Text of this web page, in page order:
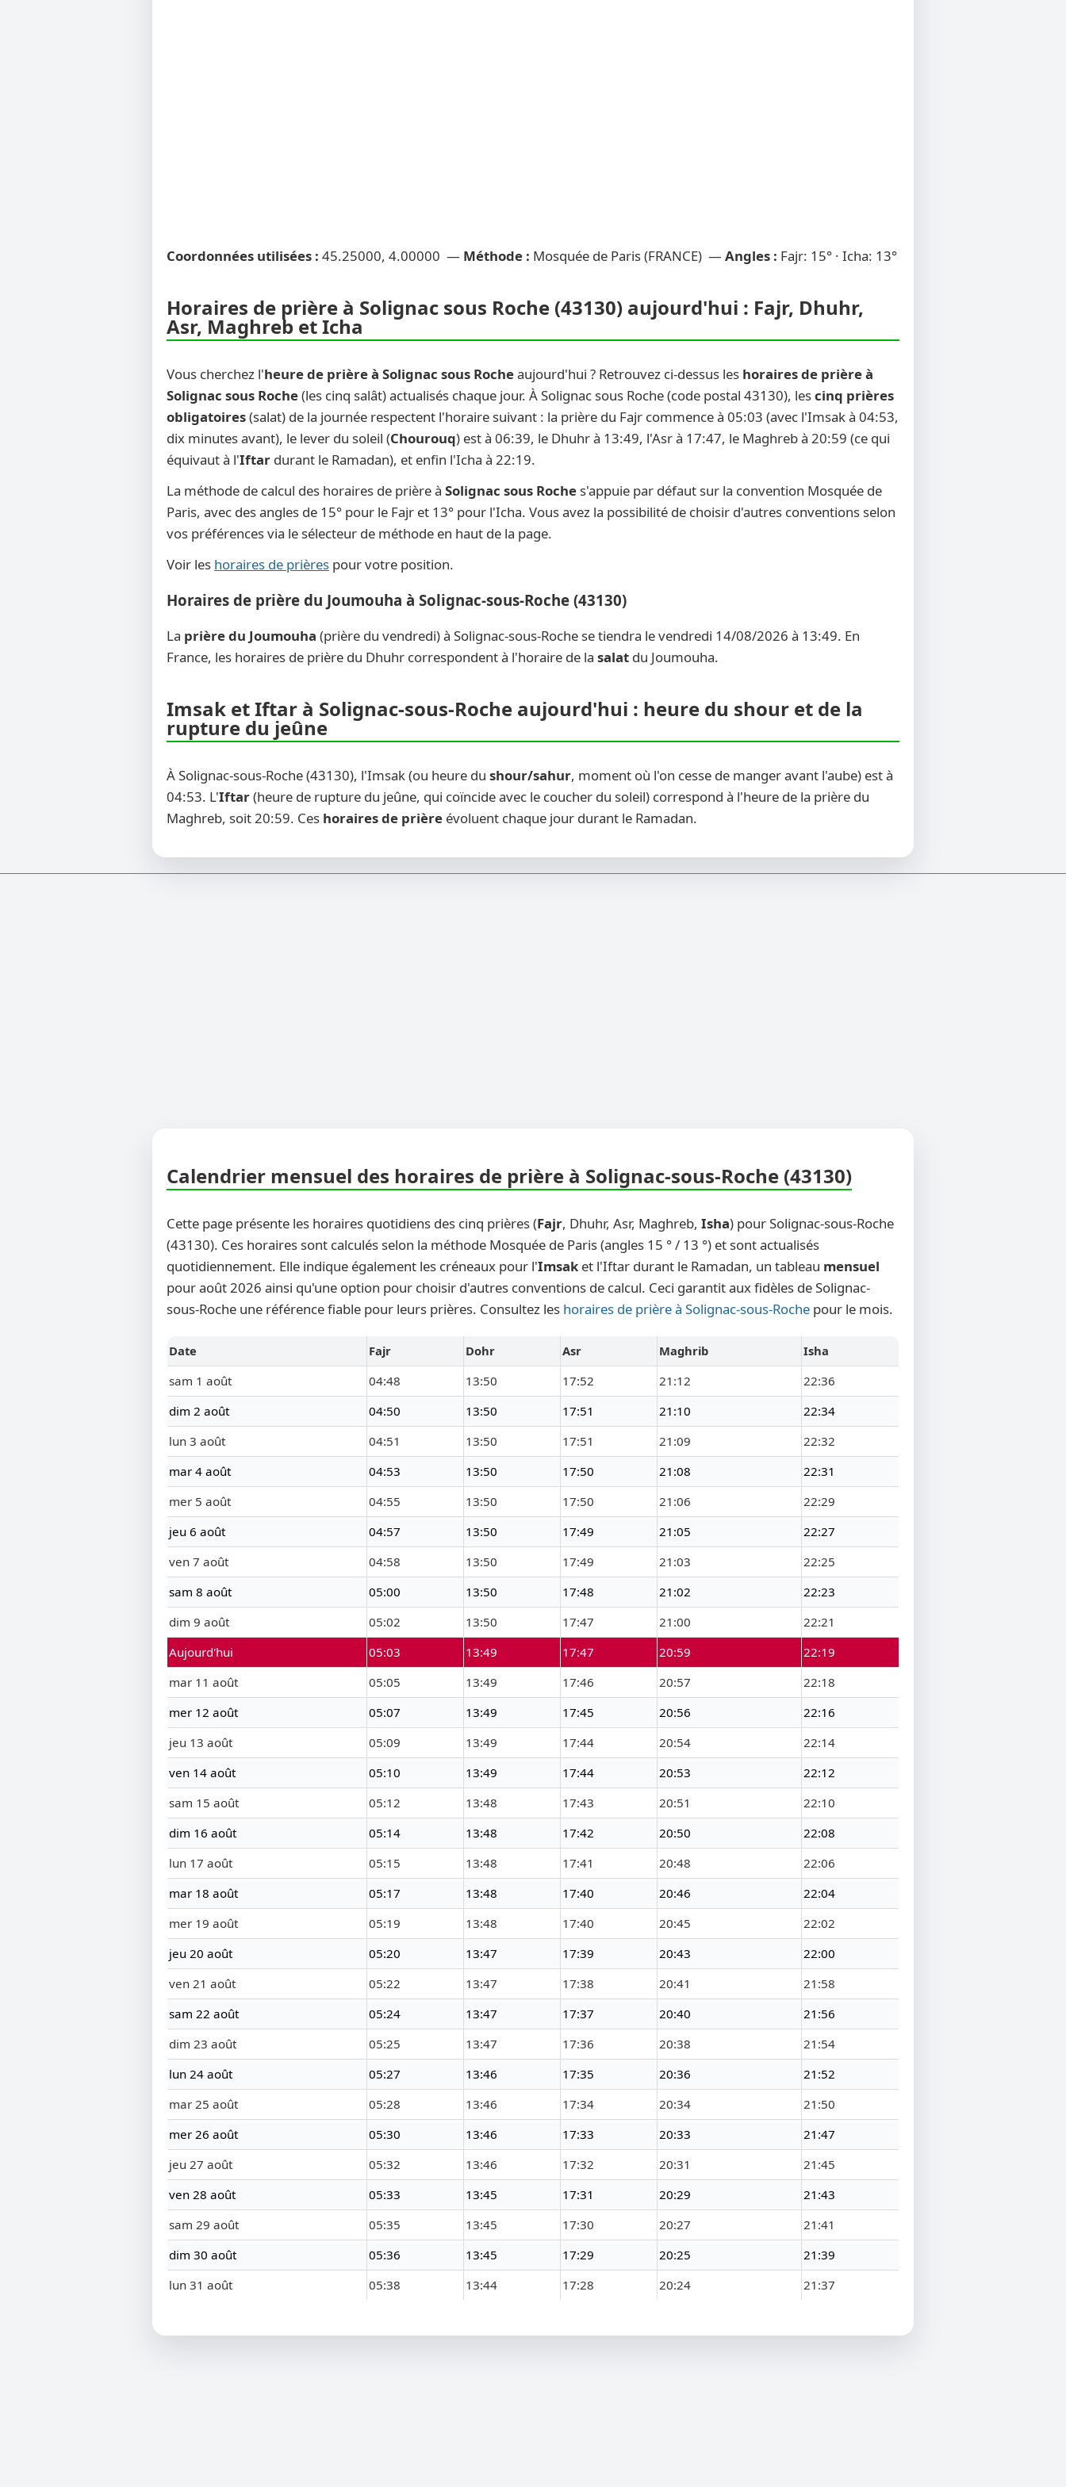
Coordonnées utilisées : 45.25000, 4.00000 — Méthode : Mosquée de Paris (FRANCE) — Angles : Fajr: 15° · Icha: 13°
Horaires de prière à Solignac sous Roche (43130) aujourd'hui : Fajr, Dhuhr,
Asr, Maghreb et Icha
Vous cherchez l'heure de prière à Solignac sous Rocheaujourd'hui ? Retrouvez ci-dessus les horaires de prière à
Solignac sous Roche(les cinq salât) actualisés chaque jour. À Solignac sous Roche (code postal 43130), lescinq prières
obligatoires(salat) de la journée respectent l'horaire suivant : la prière du Fajr commence à 05:03 (avec l'Imsak à 04:53,
dix minutes avant), le lever du soleil (Chourouq) est à 06:39, le Dhuhr à 13:49, l'Asr à 17:47, le Maghreb à 20:59 (ce qui
équivaut à l'Iftar durant le Ramadan), et enfin l'Icha à 22:19.
La méthode de calcul des horaires de prière à Solignac sous Roche s'appuie par défaut sur la convention Mosquée de
Paris, avec des angles de 15° pour le Fajr et 13° pour l'Icha. Vous avez la possibilité de choisir d'autres conventions selon
vos préférences via le sélecteur de méthode en haut de la page.
Voir les horaires de prières pour votre position.
Horaires de prière du Joumouha à Solignac-sous-Roche (43130)
La prière du Joumouha (prière du vendredi) à Solignac-sous-Roche se tiendra le vendredi 14/08/2026 à 13:49. En
France, les horaires de prière du Dhuhr correspondent à l'horaire de la salat du Joumouha.
Imsak et Iftar à Solignac-sous-Roche aujourd'hui : heure du shour et de la
rupture du jeûne
À Solignac-sous-Roche (43130), l'Imsak (ou heure du shour/sahur, moment où l'on cesse de manger avant l'aube) est à
04:53. L'Iftar(heure de rupture du jeûne, qui coïncide avec le coucher du soleil) correspond à l'heure de la prière du
Maghreb, soit 20:59. Ces horaires de prière évoluent chaque jour durant le Ramadan.
Calendrier mensuel des horaires de prière à Solignac-sous-Roche (43130)
Cette page présente les horaires quotidiens des cinq prières (Fajr, Dhuhr, Asr, Maghreb, Isha) pour Solignac-sous-Roche
(43130). Ces horaires sont calculés selon la méthode Mosquée de Paris (angles 15 ° / 13 °) et sont actualisés
quotidiennement. Elle indique également les créneaux pour l'Imsak et l'Iftar durant le Ramadan, un tableau mensuel
pour août 2026 ainsi qu'une option pour choisir d'autres conventions de calcul. Ceci garantit aux fidèles de Solignac-
sous-Roche une référence fiable pour leurs prières. Consultez les horaires de prière à Solignac-sous-Roche pour le mois.
Date Fajr Dohr Asr Maghrib
Isha
sam 1 août
04:48 13:50 17:52 21:12
22:36
dim 2 août
04:50 13:50 17:51 21:10
22:34
lun 3 août
04:51 13:50 17:51 21:09
22:32
mar 4 août
04:53 13:50 17:50 21:08
22:31
mer 5 août
04:55 13:50 17:50 21:06
22:29
jeu 6 août
04:57 13:50 17:49 21:05
22:27
ven 7 août
04:58 13:50 17:49 21:03
22:25
sam 8 août
05:00 13:50 17:48 21:02
22:23
dim 9 août
05:02 13:50 17:47 21:00
22:21
Aujourd'hui
05:03 13:49 17:47 20:59
22:19
mar 11 août
05:05 13:49 17:46 20:57
22:18
mer 12 août
05:07 13:49 17:45 20:56
22:16
jeu 13 août
05:09 13:49 17:44 20:54
22:14
ven 14 août
05:10 13:49 17:44 20:53
22:12
sam 15 août
05:12 13:48 17:43 20:51
22:10
dim 16 août
05:14 13:48 17:42 20:50
22:08
lun 17 août
05:15 13:48 17:41 20:48
22:06
mar 18 août
05:17 13:48 17:40 20:46
22:04
mer 19 août
05:19 13:48 17:40 20:45
22:02
jeu 20 août
05:20 13:47 17:39 20:43
22:00
ven 21 août
05:22 13:47 17:38 20:41
21:58
sam 22 août
05:24 13:47 17:37 20:40
21:56
dim 23 août
05:25 13:47 17:36 20:38
21:54
lun 24 août
05:27 13:46 17:35 20:36
21:52
mar 25 août
05:28 13:46 17:34 20:34
21:50
mer 26 août
05:30 13:46 17:33 20:33
21:47
jeu 27 août
05:32 13:46 17:32 20:31
21:45
ven 28 août
05:33 13:45 17:31 20:29
21:43
sam 29 août
05:35 13:45 17:30 20:27
21:41
dim 30 août
05:36 13:45 17:29 20:25
21:39
lun 31 août
05:38 13:44 17:28 20:24 21:37